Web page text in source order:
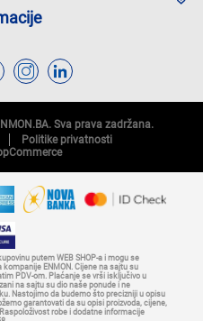
Sva prava zadržana.
Politike privatnosti
putem WEB SHOP-a i mogu se
ENMON. Cijene na sajtu su
PDV-om. Plaćanje se vrši isključivo u
na sajtu su dio naše ponude i ne
Nastojimo da budemo što precizniji u opisu
garantovati da su opisi proizvoda, cijene,
robe i dodatne informacije